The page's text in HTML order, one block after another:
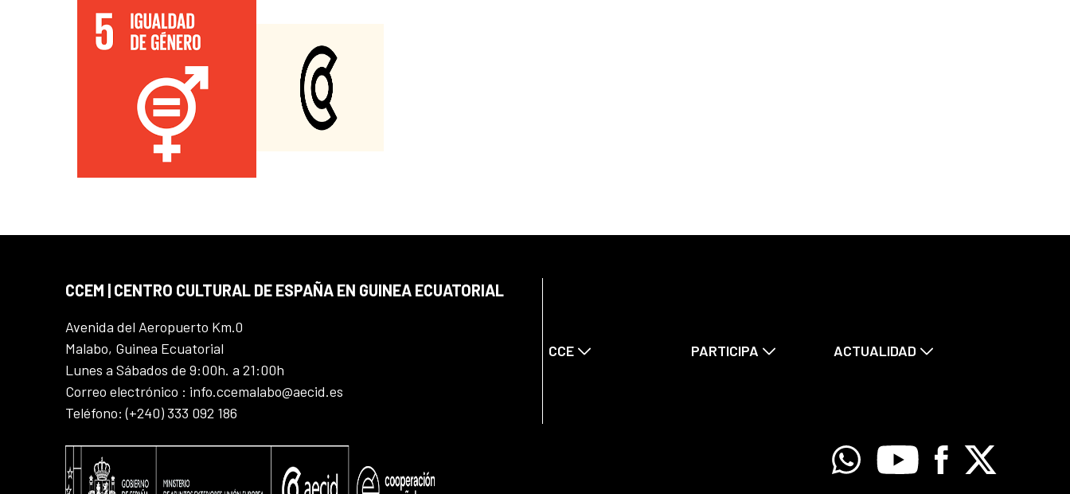
CCEM | CENTRO CULTURAL DE ESPAÑA EN GUINEA ECUATORIAL
Avenida del Aeropuerto Km.0
Malabo, Guinea Ecuatorial
Lunes a Sábados de 9:00h. a 21:00h
Correo electrónico : info.ccemalabo@aecid.es
Teléfono: (+240) 333 092 186
CCE PARTICIPA ACTUALIDAD
WhatsappYoutube Facebook
X